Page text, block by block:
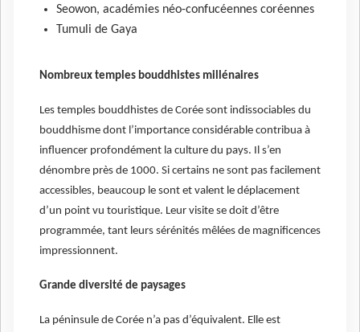
Seowon, académies néo-confucéennes coréennes
Tumuli de Gaya
Nombreux temples bouddhistes millénaires
Les temples bouddhistes de Corée sont indissociables du
bouddhisme dont l’importance considérable contribua à
influencer profondément la culture du pays. Il s’en
dénombre près de 1000. Si certains ne sont pas facilement
accessibles, beaucoup le sont et valent le déplacement
d’un point vu touristique. Leur visite se doit d’être
programmée, tant leurs sérénités mêlées de magnificences
impressionnent.
Grande diversité de paysages
La péninsule de Corée n’a pas d’équivalent. Elle est